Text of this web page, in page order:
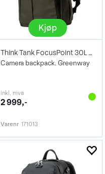
Kjøp
Think Tank FocusPoint 30L Rolltop BP
Camera backpack. Greenway
inkl. mva
2 999,-
Varenr 171013